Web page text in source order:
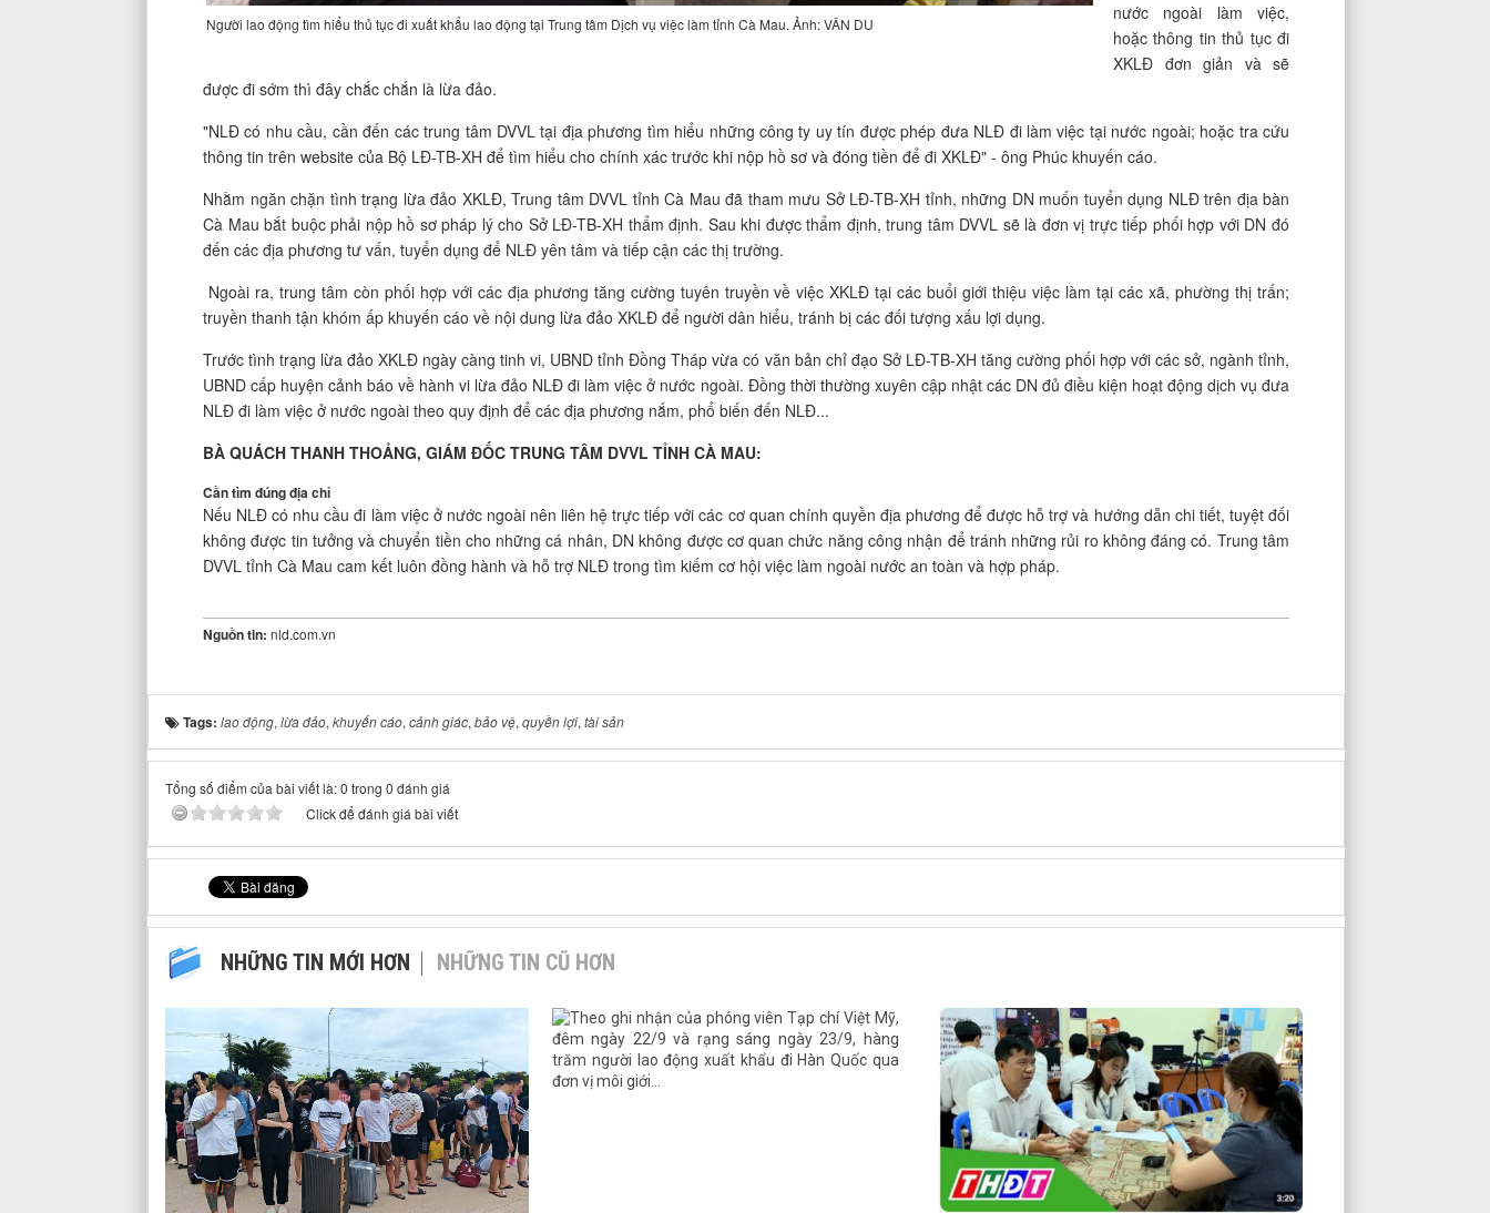
Người lao động tìm hiểu thủ tục đi xuất khẩu lao động tại Trung tâm Dịch vụ việc làm tỉnh Cà Mau. Ảnh: VÂN DU
nước ngoài làm việc,
hoặc thông tin thủ tục đi
XKLĐ đơn giản và sẽ
được đi sớm thì đây chắc chắn là lừa đảo.
"NLĐ có nhu cầu, cần đến các trung tâm DVVL tại địa phương tìm hiểu những công ty uy tín được phép đưa NLĐ đi làm việc tại nước ngoài; hoặc tra cứu
thông tin trên website của Bộ LĐ-TB-XH để tìm hiểu cho chính xác trước khi nộp hồ sơ và đóng tiền để đi XKLĐ" - ông Phúc khuyến cáo.
Nhằm ngăn chặn tình trạng lừa đảo XKLĐ, Trung tâm DVVL tỉnh Cà Mau đã tham mưu Sở LĐ-TB-XH tỉnh, những DN muốn tuyển dụng NLĐ trên địa bàn
Cà Mau bắt buộc phải nộp hồ sơ pháp lý cho Sở LĐ-TB-XH thẩm định. Sau khi được thẩm định, trung tâm DVVL sẽ là đơn vị trực tiếp phối hợp với DN đó
đến các địa phương tư vấn, tuyển dụng để NLĐ yên tâm và tiếp cận các thị trường.
Ngoài ra, trung tâm còn phối hợp với các địa phương tăng cường tuyên truyền về việc XKLĐ tại các buổi giới thiệu việc làm tại các xã, phường thị trấn;
truyền thanh tận khóm ấp khuyến cáo về nội dung lừa đảo XKLĐ để người dân hiểu, tránh bị các đối tượng xấu lợi dụng.
Trước tình trạng lừa đảo XKLĐ ngày càng tinh vi, UBND tỉnh Đồng Tháp vừa có văn bản chỉ đạo Sở LĐ-TB-XH tăng cường phối hợp với các sở, ngành tỉnh,
UBND cấp huyện cảnh báo về hành vi lừa đảo NLĐ đi làm việc ở nước ngoài. Đồng thời thường xuyên cập nhật các DN đủ điều kiện hoạt động dịch vụ đưa
NLĐ đi làm việc ở nước ngoài theo quy định để các địa phương nắm, phổ biến đến NLĐ...
BÀ QUÁCH THANH THOẢNG, GIÁM ĐỐC TRUNG TÂM DVVL TỈNH CÀ MAU:
Cần tìm đúng địa chỉ
Nếu NLÐ có nhu cầu đi làm việc ở nước ngoài nên liên hệ trực tiếp với các cơ quan chính quyền địa phương để được hỗ trợ và hướng dẫn chi tiết, tuyệt đối
không được tin tưởng và chuyển tiền cho những cá nhân, DN không được cơ quan chức năng công nhận để tránh những rủi ro không đáng có. Trung tâm
DVVL tỉnh Cà Mau cam kết luôn đồng hành và hỗ trợ NLÐ trong tìm kiếm cơ hội việc làm ngoài nước an toàn và hợp pháp.
Nguồn tin: nld.com.vn
Tags: lao động, lừa đảo, khuyến cáo, cảnh giác, bảo vệ, quyền lợi, tài sản
Tổng số điểm của bài viết là: 0 trong 0 đánh giá
Click để đánh giá bài viết
NHỮNG TIN MỚI HƠN NHỮNG TIN CŨ HƠN